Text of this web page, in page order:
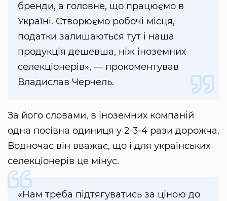
бренди, а головне, що працюємо в
Україні. Створюємо робочі місця,
податки залишаються тут і наша
продукція дешевша, ніж іноземних
селекціонерів», — прокоментував
Владислав Черчель.
За його словами, в іноземних компаній
одна посівна одиниця у 2-3-4 рази дорожча.
Водночас він вважає, що і для українських
селекціонерів це мінус.
«Нам треба підтягуватись за ціною до